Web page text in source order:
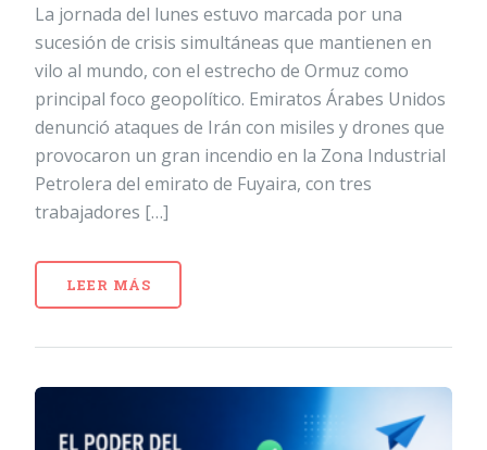
La jornada del lunes estuvo marcada por una
sucesión de crisis simultáneas que mantienen en
vilo al mundo, con el estrecho de Ormuz como
principal foco geopolítico. Emiratos Árabes Unidos
denunció ataques de Irán con misiles y drones que
provocaron un gran incendio en la Zona Industrial
Petrolera del emirato de Fuyaira, con tres
trabajadores […]
LEER MÁS